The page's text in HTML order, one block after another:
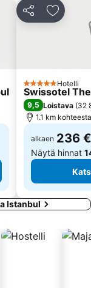
Terim Stadium
Ahmet
Jaa Lisää
5 Tähtiluokitus
Hotelli
Swissotel
9,5 Loistava (32
1.1 km
alkaen 236 €
Näytä hinnat
Istanbul